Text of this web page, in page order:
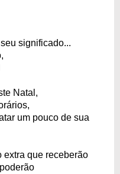
significado...
Natal,
um pouco de sua
extra que receberão